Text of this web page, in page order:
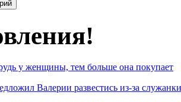
у женщины, тем больше она покупает
Валерии развестись из-за